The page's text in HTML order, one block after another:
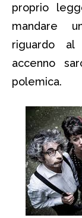
proprio
mandare
riguardo al
accenno
polemica.